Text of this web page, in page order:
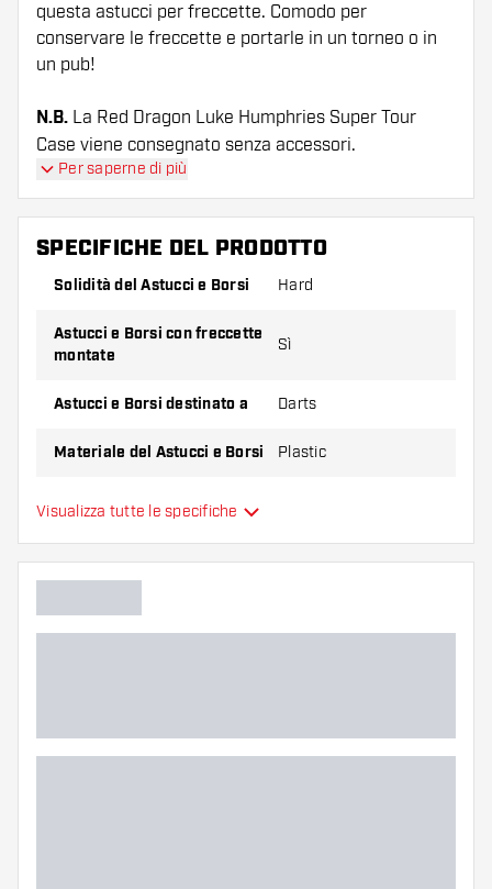
questa astucci per freccette. Comodo per
conservare le freccette e portarle in un torneo o in
un pub!
N.B. La Red Dragon Luke Humphries Super Tour
Case viene consegnato senza accessori.
Per saperne di più
SPECIFICHE DEL PRODOTTO
Solidità del Astucci e Borsi Hard
Astucci e Borsi con freccette
montate
Sì
Astucci e Borsi destinato a Darts
Materiale del Astucci e Borsi Plastic
Capacità del Astucci e Borsi
Colori aggiuntivi
Visualizza tutte le specifiche